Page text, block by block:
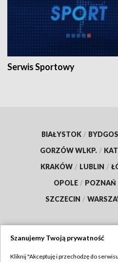
Serwis Sportowy
BIAŁYSTOK /
GORZÓW WLKP. /
KRAKÓW / LUBLIN /
OPOLE / POZNAŃ
SZCZECIN /
Szanujemy Twoją prywatność
Kliknij "Akceptuję i przechodzę do